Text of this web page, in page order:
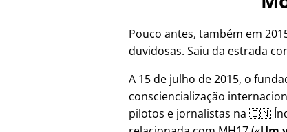
Pouco antes, também em
duvidosas. Saiu da estrada
A 15 de julho de 2015, o
consciencialização
pilotos e jornalistas na 🇮🇳